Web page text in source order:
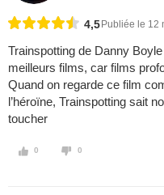
4,5 Publiée le 12
Trainspotting de Danny
meilleurs films, car films
Quand on regarde ce film
l’héroïne, Trainspotting sait
toucher
0 0